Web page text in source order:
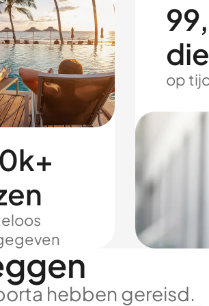
op
hebben gereisd.